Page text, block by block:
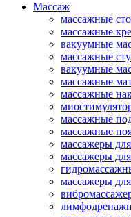
Массаж
массажные
массажные
вакуумные
массажные
вакуумные
массажные
массажные
массажные
массажные
массажеры
массажеры
массажеры